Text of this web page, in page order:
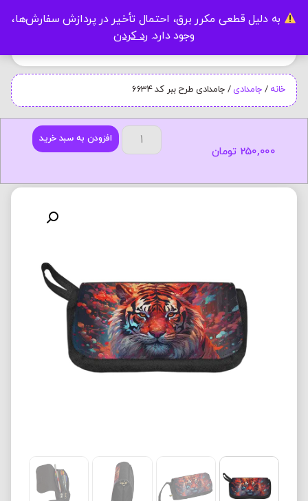
به دلیل قطعی مکرر برق، احتمال تأخیر در پردازش سفارش‌ها،
وجود دارد. رد کردن
خانه / جامدادی / جامدادی طرح ببر کد 6634
افزودن به سبد خرید
250,000 تومان